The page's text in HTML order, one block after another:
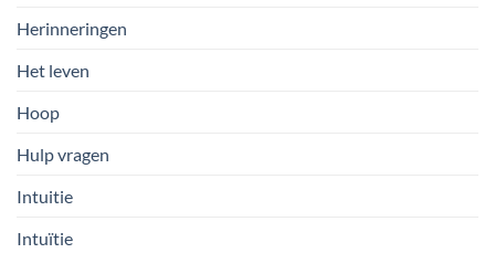
Herinneringen
Het leven
Hoop
Hulp vragen
Intuitie
Intuïtie